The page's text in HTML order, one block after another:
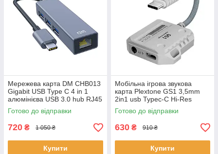
Мережева карта DM CHB013
Gigabit USB Type C 4 in 1
алюмінієва USB 3.0 hub RJ45
мережевий адаптер 1000
Мбіт/с
Готово до відправки
720 ₴ 1 050 ₴
Купити
Мобільна ігрова звукова
карта Plextone GS1 3,5mm
2in1 usb Typec-C Hi-Res
роз'єм з адаптером
зарядного пристрою
Готово до відправки
630 ₴ 910 ₴
Купити